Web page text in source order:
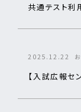
共通テスト
2025.12.22
【入試広報セ